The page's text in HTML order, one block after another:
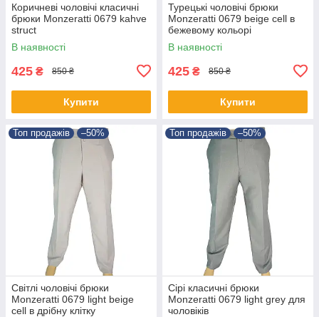
Коричневі чоловічі класичні
брюки Monzeratti 0679 kahve
struct
В наявності
425 ₴ 850 ₴
Купити
Турецькі чоловічі брюки
Monzeratti 0679 beige cell в
бежевому кольорі
В наявності
425 ₴ 850 ₴
Купити
Топ продажів –50%
Світлі чоловічі брюки
Monzeratti 0679 light beige
cell в дрібну клітку
Топ продажів –50%
Сірі класичні брюки
Monzeratti 0679 light grey для
чоловіків